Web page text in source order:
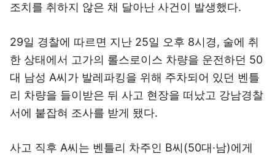
조치를 취하지 않은 채 달아난 사건이 발생했다.
29일 경찰에 따르면 지난 25일 오후 8시경, 술에 취
한 상태에서 고가의 롤스로이스 차량을 운전하던 50
대 남성 A씨가 발레파킹을 위해 주차되어 있던 벤틀
리 차량을 들이받은 뒤 사고 현장을 떠났고 강남경찰
서에 붙잡혀 조사를 받게 됐다.
사고 직후 A씨는 벤틀리 차주인 B씨(50대·남)에게